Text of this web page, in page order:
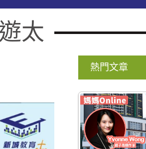
太
熱門文章